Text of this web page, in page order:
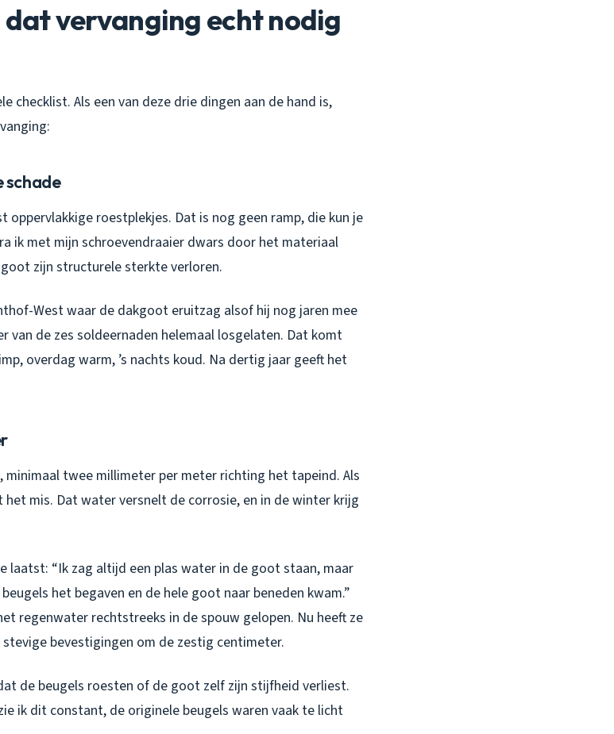
vervanging echt nodig
checklist. Als een van deze drie dingen aan de hand is,
schade
oppervlakkige roestplekjes. Dat is nog geen ramp, die kun je
ik met mijn schroevendraaier dwars door het materiaal
zijn structurele sterkte verloren.
West waar de dakgoot eruitzag alsof hij nog jaren mee
van de zes soldeernaden helemaal losgelaten. Dat komt
overdag warm, ’s nachts koud. Na dertig jaar geeft het
twee millimeter per meter richting het tapeind. Als
mis. Dat water versnelt de corrosie, en in de winter krijg
laatst: “Ik zag altijd een plas water in de goot staan, maar
het begaven en de hele goot naar beneden kwam.”
regenwater rechtstreeks in de spouw gelopen. Nu heeft ze
bevestigingen om de zestig centimeter.
de beugels roesten of de goot zelf zijn stijfheid verliest.
ik dit constant, de originele beugels waren vaak te licht